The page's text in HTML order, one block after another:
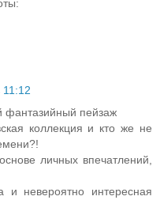
11:12
пейзаж
коллекция и кто же не
личных впечатлений,
невероятно интересная